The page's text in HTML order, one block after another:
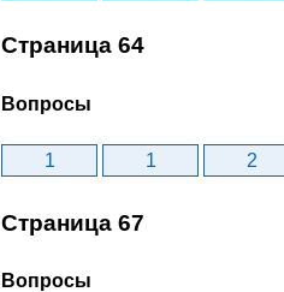
Страница 64
Вопросы
1 1 2
Страница 67
Вопросы